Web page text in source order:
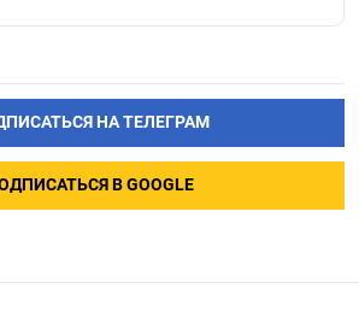
НА ТЕЛЕГРАМ
В GOOGLE